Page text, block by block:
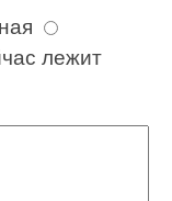
лежит